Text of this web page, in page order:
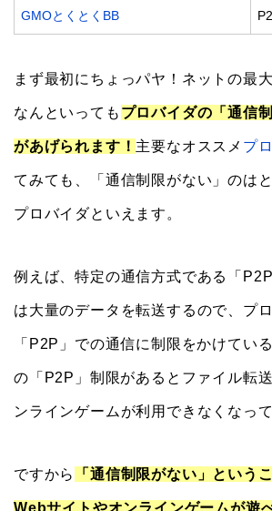
GMOとくとくBB
まず最初にちょっパヤ！ネットの最
なんといっても プロバイダの「通信
があげられます！ 主要なオススメ プ
てみても、「通信制限がない」のは
プロバイダといえます。
例えば、特定の通信方式である「
は大量のデータを転送するので、プ
「P2P」での通信に制限をかけてい
の「P2P」制限があるとファイル転
ンラインゲームが利用できなくなっ
ですから 「通信制限がない」という
Webサイトやオンラインゲームが遊